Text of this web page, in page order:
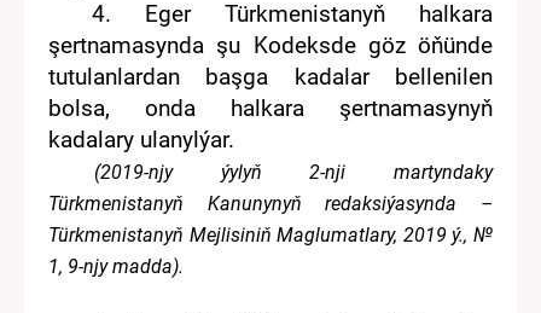
4. Eger Türkmenistanyň halkara
şertnamasynda şu Kodeksde göz öňünde
tutulanlardan başga kadalar bellenilen
bolsa, onda halkara şertnamasynyň
kadalary ulanylýar.
(2019-njyýylyň2-nji martyndaky
Türkmenistanyň Kanunynyň redaksiýasynda –
Türkmenistanyň Mejlisiniň Maglumatlary, 2019 ý., №
1, 9-njymadda).